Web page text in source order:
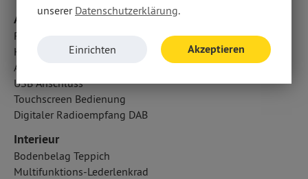
Audio & Kommunikation
Radio mit MP3: Uconnect? Radio mit 7 Touchscreen
Handyvorbereitung Bluetooth
Android Auto u. Apple CarPlay
USB Anschluss
Touchscreen Bedienung
Digitaler Radioempfang DAB
Interieur
Bodenbelag Teppich
Multifunktions-Lederlenkrad
unserer Datenschutzerklärung.
Einrichten Akzeptieren